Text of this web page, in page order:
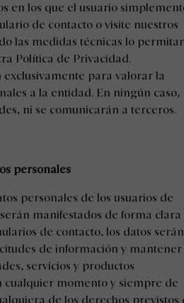
en los que el usuario
de contacto o visite nuestros
las medidas técnicas lo
Política de Privacidad.
exclusivamente para valorar la
a la entidad. En ningún caso,
ni se comunicarán a terceros.
personales
personales de los usuarios de
manifestados de forma clara
de contacto, los datos serán
de información y mantener
servicios y productos
cualquier momento y siempre de
de los derechos previstos